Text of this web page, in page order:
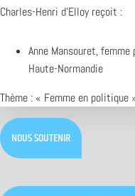
Charles-Henri d’Elloy reçoit :
Anne Mansouret,
Haute-Normandie
Thème : « Femme en politique
NOUS SOUTENIR